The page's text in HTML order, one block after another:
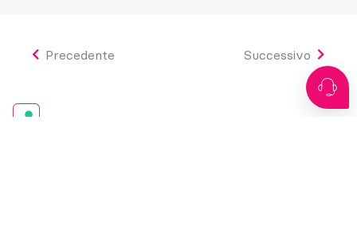
Precedente Successivo